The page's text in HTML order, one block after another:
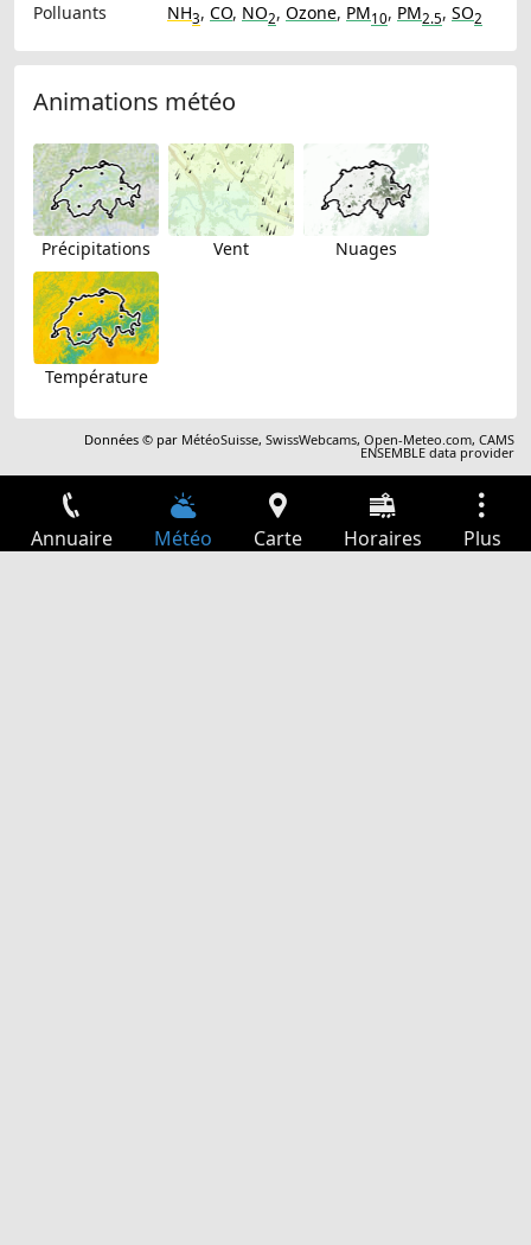
Polluants
NH3, CO, NO2, Ozone, PM10, PM2.5, SO2
Animations météo
Précipitations Vent Nuages
Température
Données © par MétéoSuisse,SwissWebcams,Open-Meteo.com,CAMS
ENSEMBLE data provider
Annuaire Météo Carte Horaires Plus